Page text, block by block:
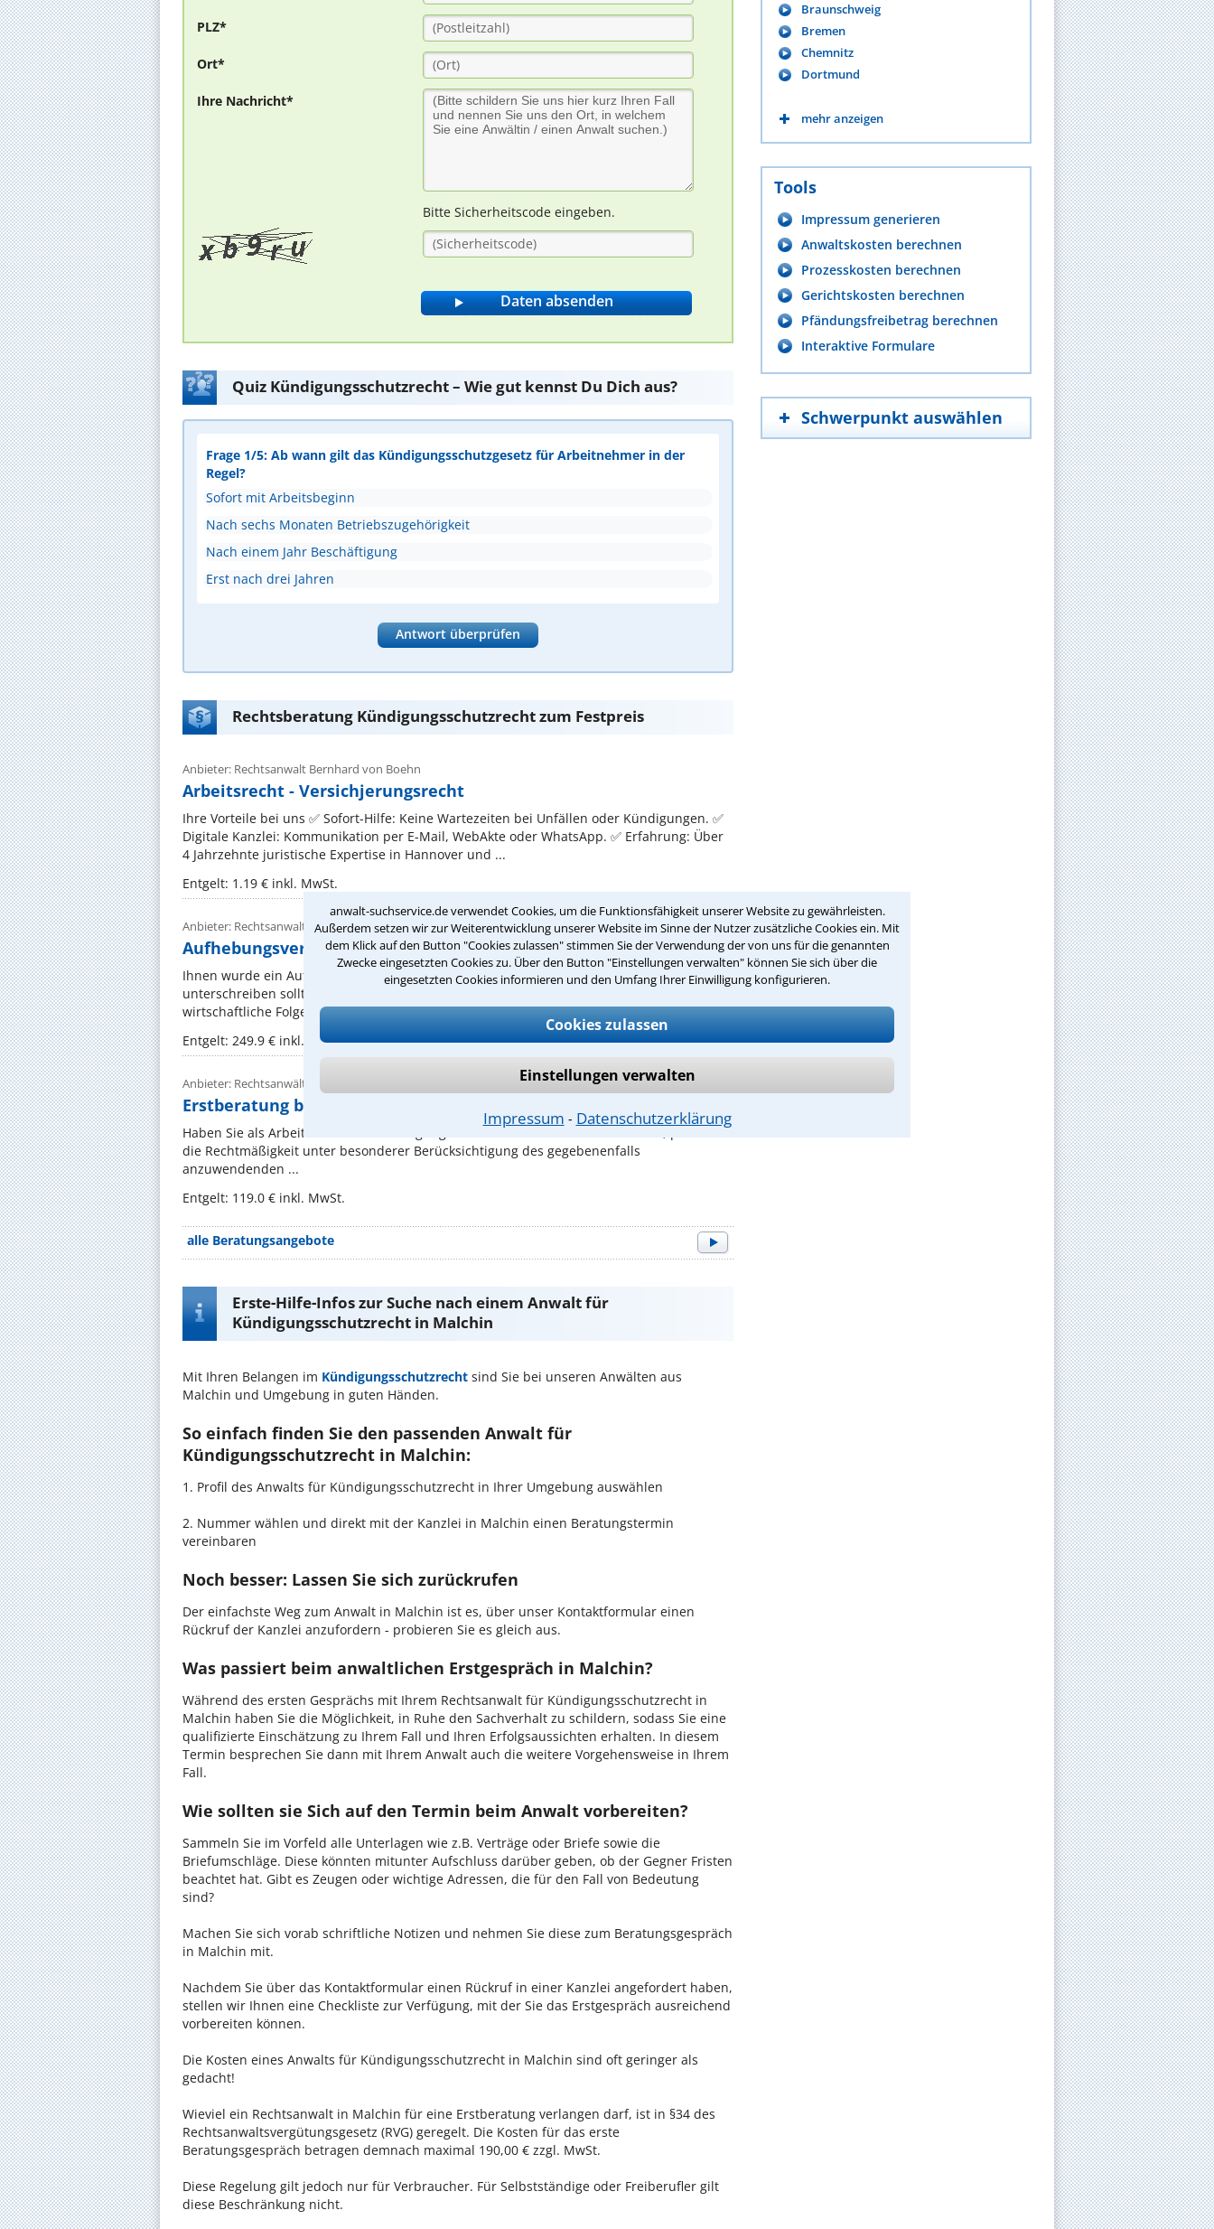
anwalt-suchservice.de verwendet Cookies, um die Funktionsfähigkeit unserer Website zu gewährleisten.
Außerdem setzen wir zur Weiterentwicklung unserer Website im Sinne der Nutzer zusätzliche Cookies ein. Mit
dem Klick auf den Button "Cookies zulassen" stimmen Sie der Verwendung der von uns für die genannten
Zwecke eingesetzten Cookies zu. Über den Button "Einstellungen verwalten" können Sie sich über die
eingesetzten Cookies informieren und den Umfang Ihrer Einwilligung konfigurieren.
Cookies zulassen
Einstellungen verwalten
Impressum ⁃ Datenschutzerklärung
PLZ*
Ort*
Ihre Nachricht*
Bitte Sicherheitscode eingeben.
Quiz Kündigungsschutzrecht – Wie gut kennst Du Dich aus?
Frage 1/5: Ab wann gilt das Kündigungsschutzgesetz für Arbeitnehmer in der
Regel?
Sofort mit Arbeitsbeginn
Nach sechs Monaten Betriebszugehörigkeit
Nach einem Jahr Beschäftigung
Erst nach drei Jahren
Antwort überprüfen
Rechtsberatung Kündigungsschutzrecht zum Festpreis
Anbieter: Rechtsanwalt Bernhard von Boehn
Arbeitsrecht - Versichjerungsrecht
Ihre Vorteile bei uns ✅ Sofort-Hilfe: Keine Wartezeiten bei Unfällen oder Kündigungen. ✅
Digitale Kanzlei: Kommunikation per E-Mail, WebAkte oder WhatsApp. ✅ Erfahrung: Über
4 Jahrzehnte juristische Expertise in Hannover und ...
Entgelt: 1.19 € inkl. MwSt.
Anbieter: Rechtsanwalt Adrian Jäckel
Aufhebungsvertrag prüfen lassen – bevor Sie unterschreiben
Ihnen wurde ein Aufhebungsvertrag vorgelegt und Sie sind unsicher, ob Sie
unterschreiben sollten? Ein Aufhebungsvertrag kann erhebliche rechtliche und
wirtschaftliche Folgen haben. Häufig geht es nicht nur um die Beendigung des ...
Entgelt: 249.9 € inkl. MwSt.
Anbieter: Rechtsanwältin Elke Mannheims
Erstberatung bei Kündigung des Arbeitsverhältnisses
Haben Sie als Arbeitnehmer die Kündigung Ihres Arbeitsverhältnisses erhalten, prüfe ich
die Rechtmäßigkeit unter besonderer Berücksichtigung des gegebenenfalls
anzuwendenden ...
Entgelt: 119.0 € inkl. MwSt.
alle Beratungsangebote
Erste-Hilfe-Infos zur Suche nach einem Anwalt für
Kündigungsschutzrecht in Malchin
Mit Ihren Belangen im Kündigungsschutzrecht sind Sie bei unseren Anwälten aus
Malchin und Umgebung in guten Händen.
So einfach finden Sie den passenden Anwalt für
Kündigungsschutzrecht in Malchin:
1. Profil des Anwalts für Kündigungsschutzrecht in Ihrer Umgebung auswählen
2. Nummer wählen und direkt mit der Kanzlei in Malchin einen Beratungstermin
vereinbaren
Noch besser: Lassen Sie sich zurückrufen
Der einfachste Weg zum Anwalt in Malchin ist es, über unser Kontaktformular einen
Rückruf der Kanzlei anzufordern - probieren Sie es gleich aus.
Was passiert beim anwaltlichen Erstgespräch in Malchin?
Während des ersten Gesprächs mit Ihrem Rechtsanwalt für Kündigungsschutzrecht in
Malchin haben Sie die Möglichkeit, in Ruhe den Sachverhalt zu schildern, sodass Sie eine
qualifizierte Einschätzung zu Ihrem Fall und Ihren Erfolgsaussichten erhalten. In diesem
Termin besprechen Sie dann mit Ihrem Anwalt auch die weitere Vorgehensweise in Ihrem
Fall.
Wie sollten sie Sich auf den Termin beim Anwalt vorbereiten?
Sammeln Sie im Vorfeld alle Unterlagen wie z.B. Verträge oder Briefe sowie die
Briefumschläge. Diese könnten mitunter Aufschluss darüber geben, ob der Gegner Fristen
beachtet hat. Gibt es Zeugen oder wichtige Adressen, die für den Fall von Bedeutung
sind?
Machen Sie sich vorab schriftliche Notizen und nehmen Sie diese zum Beratungsgespräch
in Malchin mit.
Nachdem Sie über das Kontaktformular einen Rückruf in einer Kanzlei angefordert haben,
stellen wir Ihnen eine Checkliste zur Verfügung, mit der Sie das Erstgespräch ausreichend
vorbereiten können.
Die Kosten eines Anwalts für Kündigungsschutzrecht in Malchin sind oft geringer als
gedacht!
Wieviel ein Rechtsanwalt in Malchin für eine Erstberatung verlangen darf, ist in §34 des
Rechtsanwaltsvergütungsgesetz (RVG) geregelt. Die Kosten für das erste
Beratungsgespräch betragen demnach maximal 190,00 € zzgl. MwSt.
Diese Regelung gilt jedoch nur für Verbraucher. Für Selbstständige oder Freiberufler gilt
diese Beschränkung nicht.
Braunschweig
Bremen
Chemnitz
Dortmund
mehr anzeigen
Tools
Impressum generieren
Anwaltskosten berechnen
Prozesskosten berechnen
Gerichtskosten berechnen
Pfändungsfreibetrag berechnen
Interaktive Formulare
Schwerpunkt auswählen